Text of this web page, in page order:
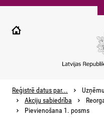
Pārlekt
galveno
Reģistrē datus par...
Akciju sabiedrība
Pievienošana 1. posms